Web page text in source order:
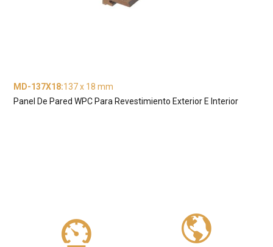
MD-137X18:137 x 18 mm
Panel De Pared WPC Para Revestimiento Exterior E Interior